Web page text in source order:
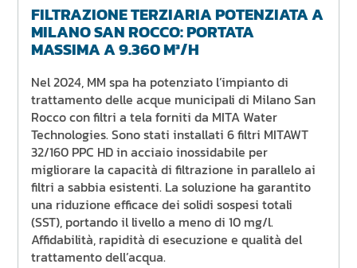
FILTRAZIONE TERZIARIA POTENZIATA A
MILANO SAN ROCCO: PORTATA
MASSIMA A 9.360 M³/H
Nel 2024, MM spa ha potenziato l’impianto di
trattamento delle acque municipali di Milano San
Rocco con filtri a tela forniti da MITA Water
Technologies. Sono stati installati 6 filtri MITAWT
32/160 PPC HD in acciaio inossidabile per
migliorare la capacità di filtrazione in parallelo ai
filtri a sabbia esistenti. La soluzione ha garantito
una riduzione efficace dei solidi sospesi totali
(SST), portando il livello a meno di 10 mg/l.
Affidabilità, rapidità di esecuzione e qualità del
trattamento dell’acqua.